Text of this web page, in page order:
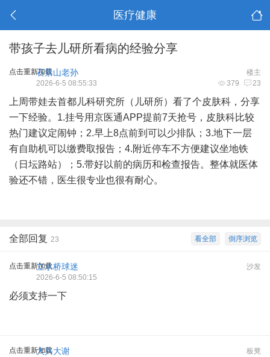
医疗健康
带孩子去儿研所看病的经验分享
点击重新加载 楼主
石景山老孙
379 23
2026-6-5 08:55:33
上周带娃去首都儿科研究所（儿研所）看了个皮肤科，分享
一下经验。1.挂号用京医通APP提前7天抢号，皮肤科比较
热门建议定闹钟；2.早上8点前到可以少排队；3.地下一层
有自助机可以缴费取报告；4.附近停车不方便建议坐地铁
（日坛路站）；5.带好以前的病历和检查报告。整体就医体
验还不错，医生很专业也很有耐心。
倒序浏览
看全部
全部回复 23
点击重新加载 沙发
立水桥球迷
2026-6-5 08:50:15
必须支持一下
点击重新加载 板凳
大兴大谢